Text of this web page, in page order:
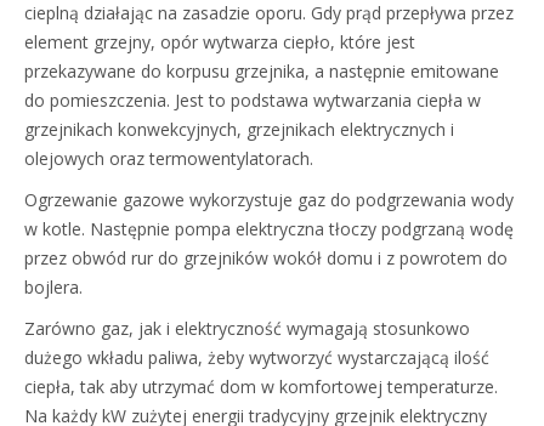
cieplną działając na zasadzie oporu. Gdy prąd przepływa przez
element grzejny, opór wytwarza ciepło, które jest
przekazywane do korpusu grzejnika, a następnie emitowane
do pomieszczenia. Jest to podstawa wytwarzania ciepła w
grzejnikach konwekcyjnych, grzejnikach elektrycznych i
olejowych oraz termowentylatorach.
Ogrzewanie gazowe wykorzystuje gaz do podgrzewania wody
w kotle. Następnie pompa elektryczna tłoczy podgrzaną wodę
przez obwód rur do grzejników wokół domu i z powrotem do
bojlera.
Zarówno gaz, jak i elektryczność wymagają stosunkowo
dużego wkładu paliwa, żeby wytworzyć wystarczającą ilość
ciepła, tak aby utrzymać dom w komfortowej temperaturze.
Na każdy kW zużytej energii tradycyjny grzejnik elektryczny